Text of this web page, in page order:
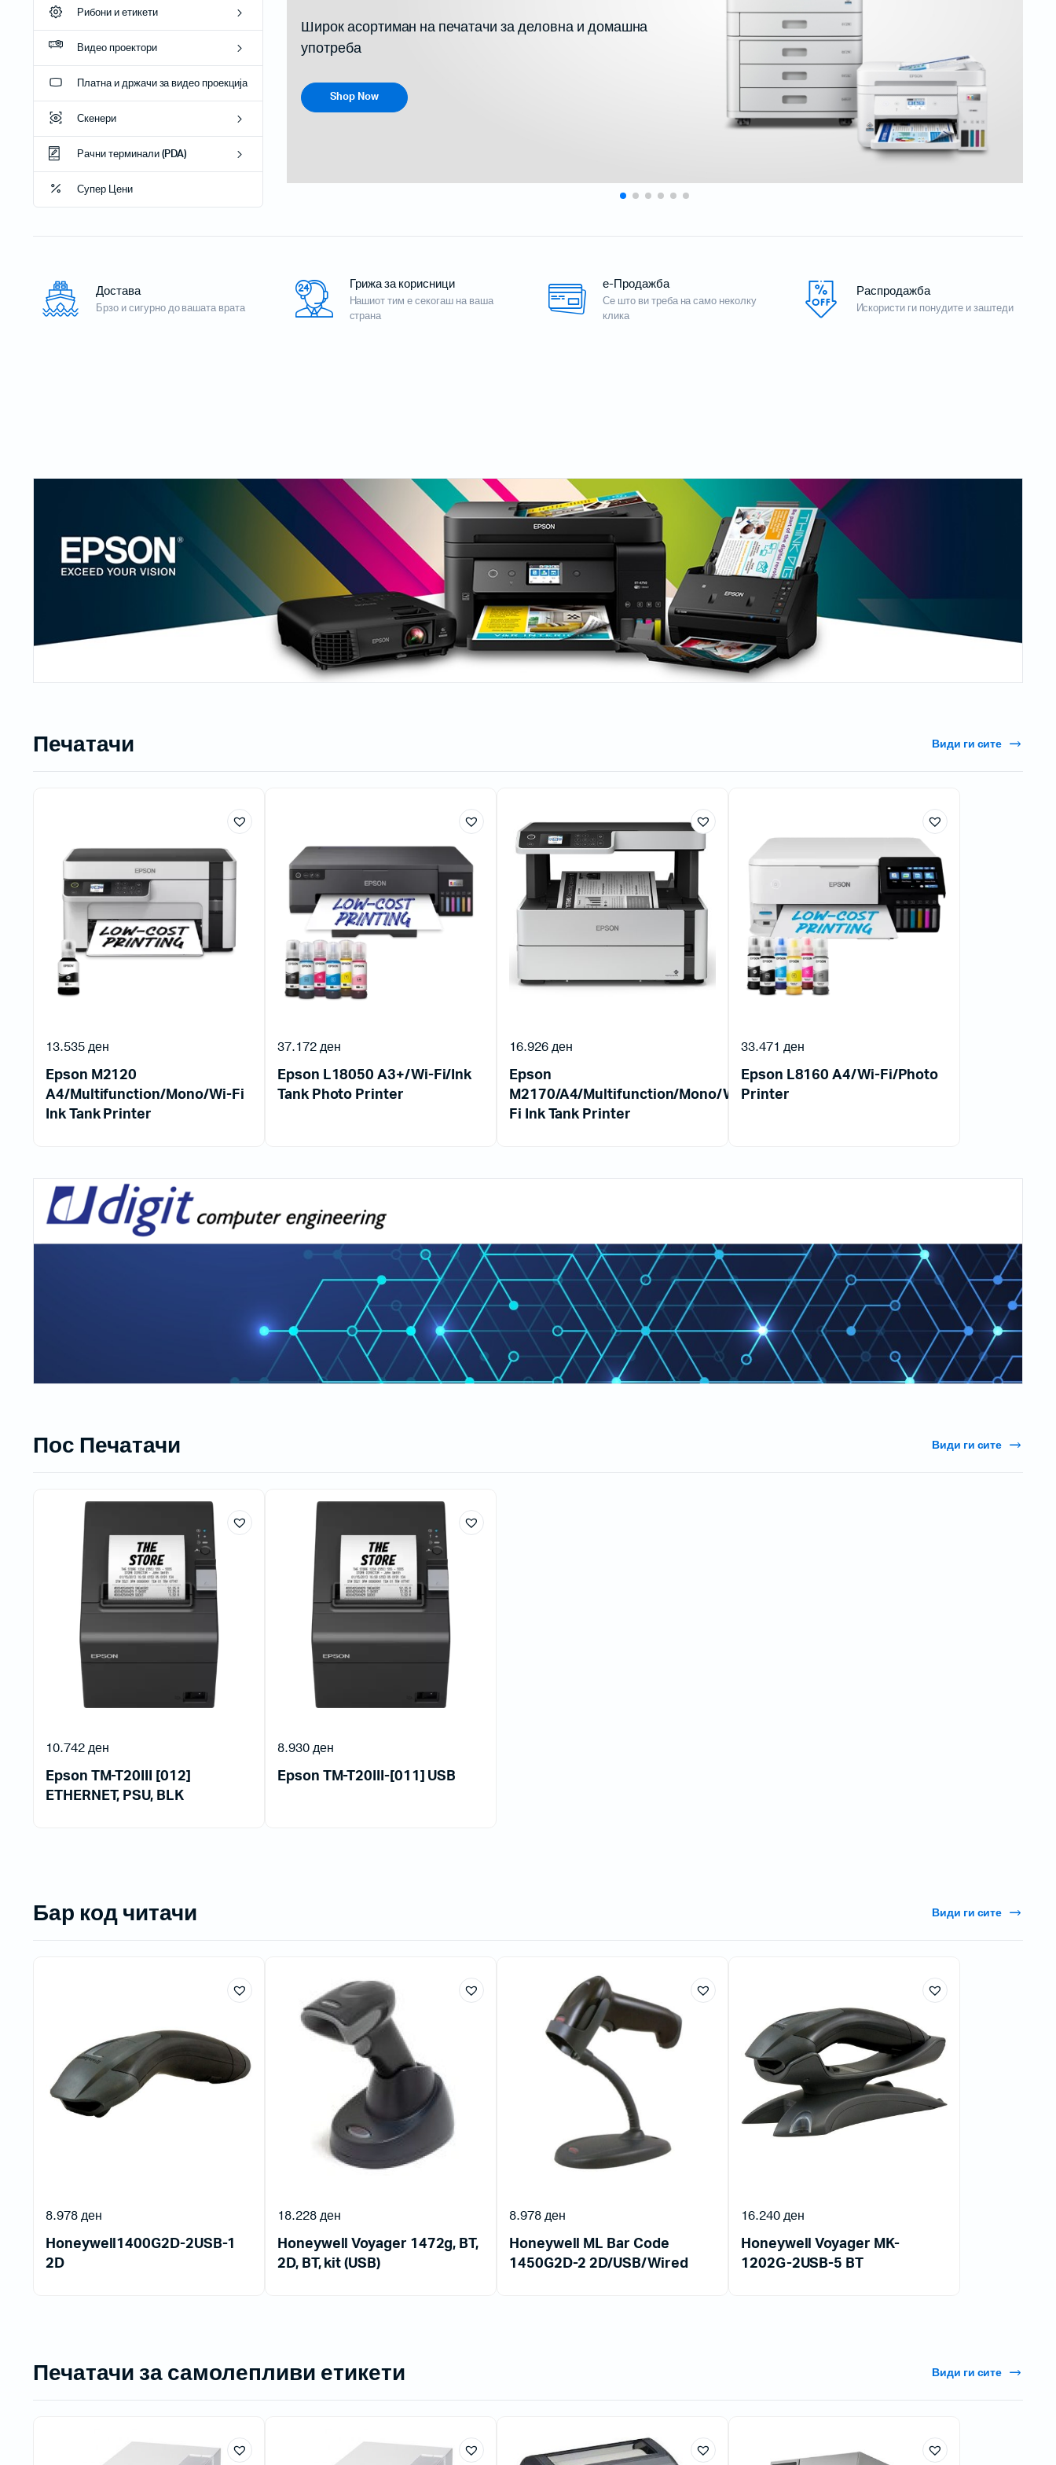
Рибони и етикети
Видео проектори
Платна и држачи за видео проекција
Скенери
Рачни терминали (PDA)
Супер Цени
Потрошен материјал
Акцесориси
Рибони
Етикети
Преносливи проектори Бизнис скенери
Потрошувачки скенер
Бар-код читачи за на маса
Безжични бар-код читачи
Мобилни терминали
Широк асортиман на печатачи за деловна и домашна
употреба
Shop Now
Достава
Брзо и сигурно до вашата врата
Грижа за корисници
Нашиот тим е секогаш на ваша
страна
е-Продажба
Се што ви треба на само неколку
клика
Распродажба
Искористи ги понудите и заштеди
Печатачи Види ги сите
Epson M2120
A4/Multifunction/Mono/Wi-Fi
Ink Tank Printer
13.535ден
Epson L18050 A3+/Wi-Fi/Ink
Tank Photo Printer
37.172ден
Epson
M2170/A4/Multifunction/Mono/Wi-
Fi Ink Tank Printer
16.926ден
Epson L8160 A4/Wi-Fi/Photo
Printer
33.471 ден
Пос Печатачи Види ги сите
Epson TM-T20III [012]
ETHERNET, PSU, BLK
10.742ден
Epson TM-T20III-[011] USB
8.930ден
Бар код читачи Види ги сите
Honeywell1400G2D-2USB-1
2D
8.978ден
Honeywell Voyager 1472g, BT,
2D, BT, kit (USB)
18.228ден
Honeywell ML Bar Code
1450G2D-2 2D/USB/Wired
8.978ден
Honeywell Voyager MK-
1202G-2USB-5 BT
16.240ден
Печатачи за самолепливи етикети Види ги сите